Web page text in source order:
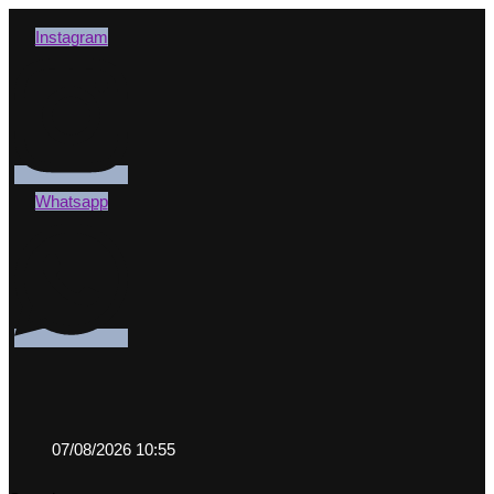
Instagram
Whatsapp
07/08/2026 10:55